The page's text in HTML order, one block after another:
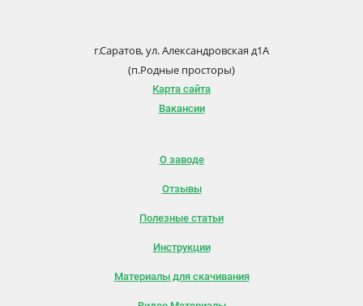
г.Саратов, ул. Александровская д1А
(п.Родные просторы)
Карта сайта
Вакансии
О заводе
Отзывы
Полезные статьи
Инструкции
Материалы для скачивания